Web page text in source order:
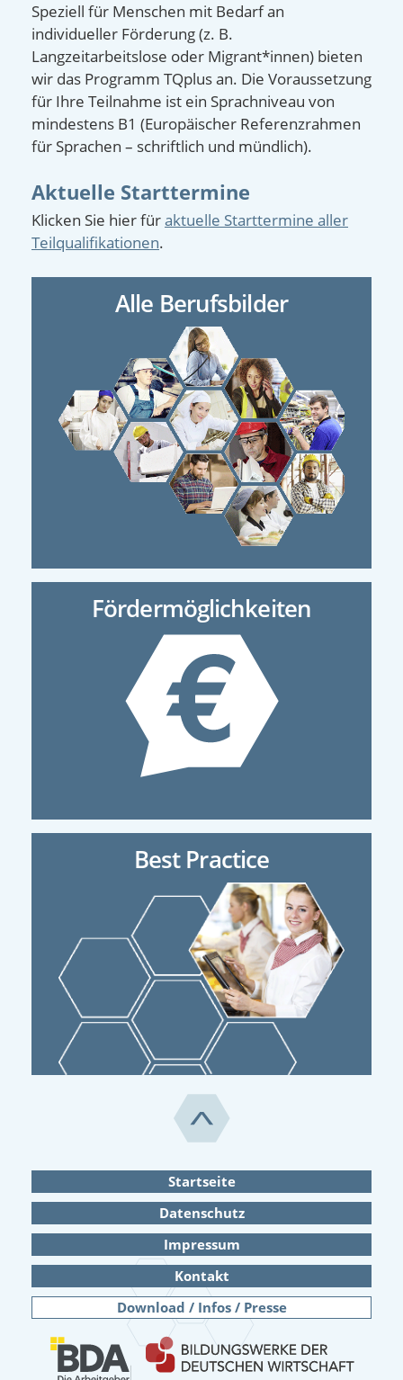
Speziell für Menschen mit Bedarf an
individueller Förderung (z. B.
Langzeitarbeitslose oder Migrant*innen) bieten
wir das Programm TQplus an. Die Voraussetzung
für Ihre Teilnahme ist ein Sprachniveau von
mindestens B1 (Europäischer Referenzrahmen
für Sprachen – schriftlich und mündlich).
Aktuelle Starttermine
Klicken Sie hier füraktuelle Starttermine aller
Teilqualifikationen.
Alle Berufsbilder
Fördermöglichkeiten
Best Practice
Startseite
Datenschutz
Impressum
Kontakt
Download / Infos / Presse